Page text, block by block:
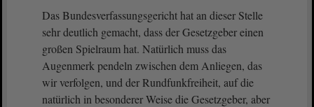
Das Bundesverfassungsgericht hat an dieser Stelle
sehr deutlich gemacht, dass der Gesetzgeber einen
großen Spielraum hat. Natürlich muss das
Augenmerk pendeln zwischen dem Anliegen, das
wir verfolgen, und der Rundfunkfreiheit, auf die
natürlich in besonderer Weise die Gesetzgeber, aber